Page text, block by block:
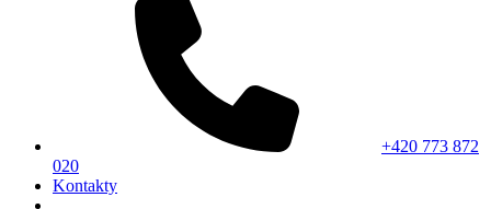
+420 773 872
020
Kontakty